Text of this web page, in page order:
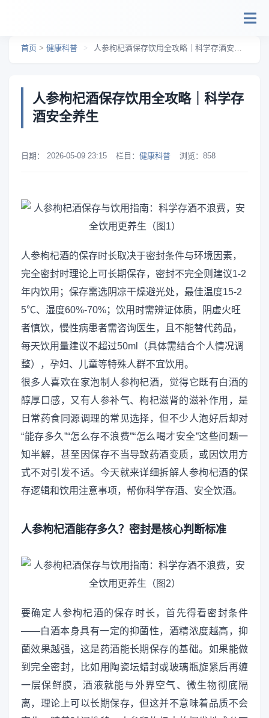
首页 > 健康科普 > 人参枸杞酒保存饮用全攻略｜科学存酒安全养生
人参枸杞酒保存饮用全攻略｜科学存
酒安全养生
日期： 2026-05-09 23:15 栏目： 健康科普 浏览： 858
人参枸杞酒的保存时长取决于密封条件与环境因素，
完全密封时理论上可长期保存，密封不完全则建议1-2
年内饮用；保存需选阴凉干燥避光处，最佳温度15-2
5℃、湿度60%-70%；饮用时需辨证体质，阴虚火旺
者慎饮，慢性病患者需咨询医生，且不能替代药品，
每天饮用量建议不超过50ml（具体需结合个人情况调
整），孕妇、儿童等特殊人群不宜饮用。
很多人喜欢在家泡制人参枸杞酒，觉得它既有白酒的
醇厚口感，又有人参补气、枸杞滋肾的滋补作用，是
日常药食同源调理的常见选择，但不少人泡好后却对
“能存多久”“怎么存不浪费”“怎么喝才安全”这些问题一
知半解，甚至因保存不当导致药酒变质，或因饮用方
式不对引发不适。今天就来详细拆解人参枸杞酒的保
存逻辑和饮用注意事项，帮你科学存酒、安全饮酒。
人参枸杞酒能存多久？密封是核心判断标准
要确定人参枸杞酒的保存时长，首先得看密封条件
——白酒本身具有一定的抑菌性，酒精浓度越高，抑
菌效果越强，这是药酒能长期保存的基础。如果能做
到完全密封，比如用陶瓷坛蜡封或玻璃瓶旋紧后再缠
一层保鲜膜，酒液就能与外界空气、微生物彻底隔
离，理论上可以长期保存，但这并不意味着品质不会